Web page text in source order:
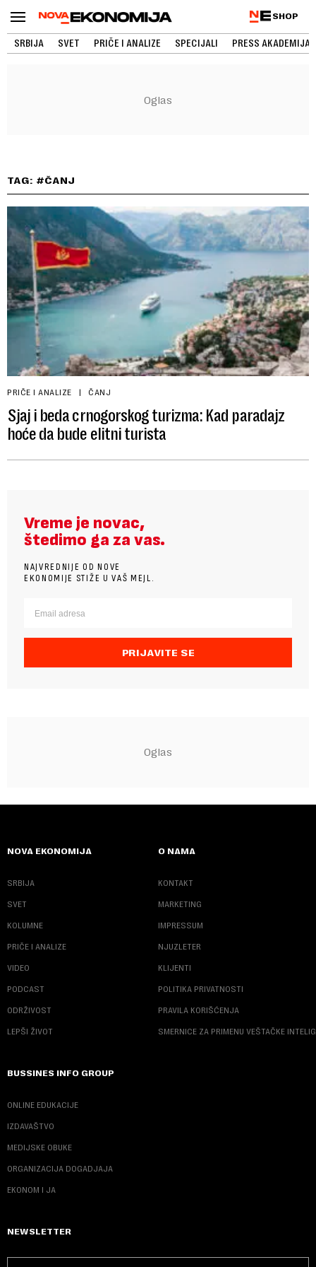
SHOP
SRBIJA SVET PRIČE I ANALIZE SPECIJALI PRESS AKADEMIJA
TAG: #ČANJ
PRIČE I ANALIZE ČANJ
Sjaj i beda crnogorskog turizma: Kad paradajz
hoće da bude elitni turista
Vreme je novac,
štedimo ga za vas.
NAJVREDNIJE OD NOVE
EKONOMIJE STIŽE U VAŠ MEJL.
PRIJAVITE SE
NOVA EKONOMIJA
SRBIJA
SVET
KOLUMNE
PRIČE I ANALIZE
VIDEO
PODCAST
ODRŽIVOST
LEPŠI ŽIVOT
O NAMA
KONTAKT
MARKETING
IMPRESSUM
NJUZLETER
KLIJENTI
POLITIKA PRIVATNOSTI
PRAVILA KORIŠĆENJA
SMERNICE ZA PRIMENU VEŠTAČKE
BUSSINES INFO GROUP
ONLINE EDUKACIJE
IZDAVAŠTVO
MEDIJSKE OBUKE
ORGANIZACIJA DOGADJAJA
EKONOM I JA
NEWSLETTER